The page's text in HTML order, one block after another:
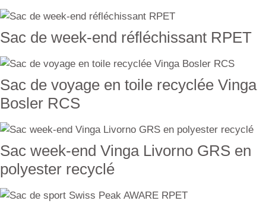
Sac de week-end réfléchissant RPET
Sac de voyage en toile recyclée Vinga
Bosler RCS
Sac week-end Vinga Livorno GRS en
polyester recyclé